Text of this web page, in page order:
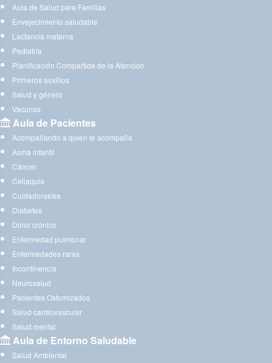
Aula de Salud para Familias
Envejecimiento saludable
Lactancia materna
Pediatría
Planificación Compartida de la Atención
Primeros auxilios
Salud y género
Vacunas
Aula de Pacientes
Acompañando a quien te acompaña
Asma infantil
Cáncer
Celiaquía
Cuidadoras/es
Diabetes
Dolor crónico
Enfermedad pulmonar
Enfermedades raras
Incontinencia
Neurosalud
Pacientes Ostomizados
Salud cardiovascular
Salud mental
Aula de Entorno Saludable
Salud Ambiental